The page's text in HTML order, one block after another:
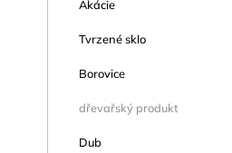
Akácie
Tvrzené sklo
Borovice
dřevařský produkt
Dub